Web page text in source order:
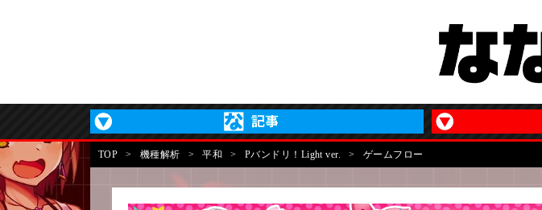
TOP > 機種解析 > 平和 > Pバンドリ！Light ver. > ゲームフロー